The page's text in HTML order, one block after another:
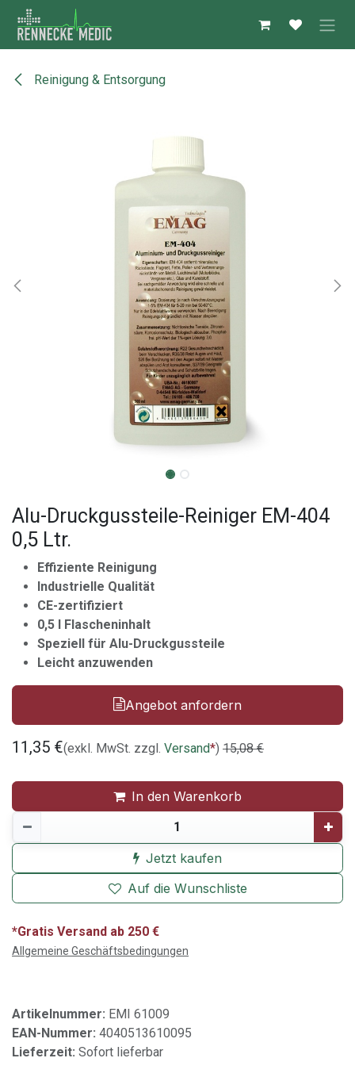
Zum Inhalt springen
Reinigung & Entsorgung
Alu-Druckgussteile-Reiniger EM-404
0,5 Ltr.
Effiziente Reinigung
Industrielle Qualität
CE-zertifiziert
0,5 l Flascheninhalt
Speziell für Alu-Druckgussteile
Leicht anzuwenden
Angebot anfordern
11,35 €(exkl. MwSt. zzgl. Versand*) 15,08€
In den Warenkorb
Jetzt kaufen
Auf die Wunschliste
*Gratis Versand ab 250 €
Allgemeine Geschäftsbedingungen
Artikelnummer: EMI 61009
EAN-Nummer: 4040513610095
Lieferzeit: Sofort lieferbar